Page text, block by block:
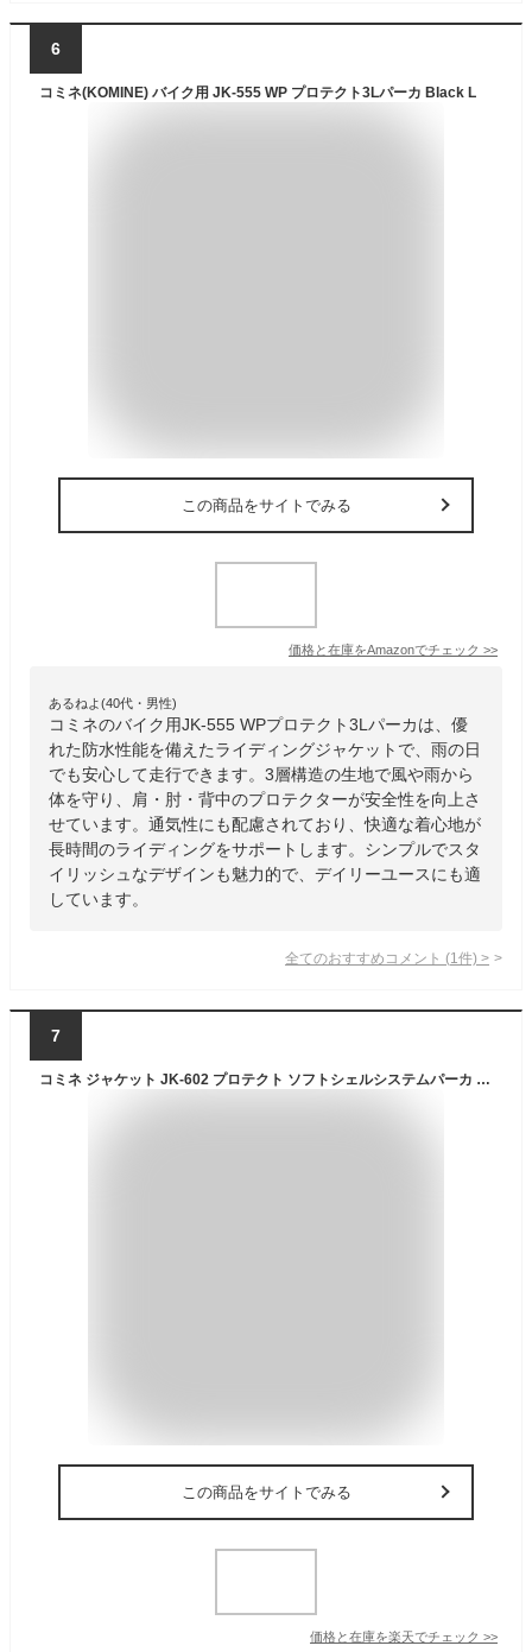
6
コミネ(KOMINE) バイク用 JK-555 WP プロテクト3Lパーカ Black L
この商品をサイトでみる
価格と在庫をAmazonでチェック >>
あるねよ(40代・男性)
コミネのバイク用JK-555 WPプロテクト3Lパーカは、優
れた防水性能を備えたライディングジャケットで、雨の日
でも安心して走行できます。3層構造の生地で風や雨から
体を守り、肩・肘・背中のプロテクターが安全性を向上さ
せています。通気性にも配慮されており、快適な着心地が
長時間のライディングをサポートします。シンプルでスタ
イリッシュなデザインも魅力的で、デイリーユースにも適
しています。
全てのおすすめコメント (1 件) >
7
コミネ ジャケット JK-602 プロテクト ソフトシェルシステムパーカ KOMINE 07-602 バイク CE規格パッド付 春秋冬
この商品をサイトでみる
価格と在庫を楽天でチェック >>